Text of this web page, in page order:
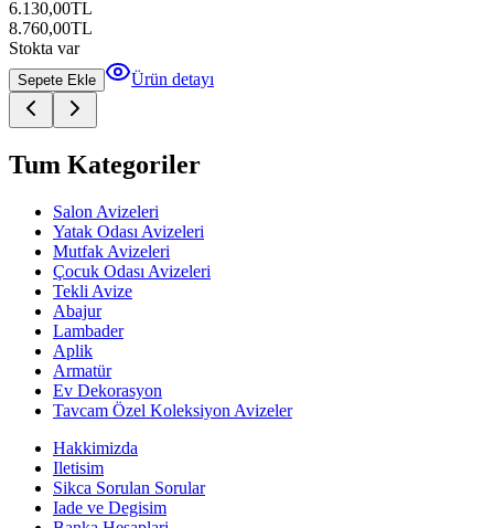
6.130,00TL
8.760,00TL
Stokta var
Sepete Ekle Ürün detayı
Tum Kategoriler
Salon Avizeleri
Yatak Odası Avizeleri
Mutfak Avizeleri
Çocuk Odası Avizeleri
Tekli Avize
Abajur
Lambader
Aplik
Armatür
Ev Dekorasyon
Tavcam Özel Koleksiyon Avizeler
Hakkimizda
Iletisim
Sikca Sorulan Sorular
Iade ve Degisim